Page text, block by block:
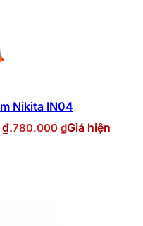
Nikita IN04
780.000 ₫Giá hiện